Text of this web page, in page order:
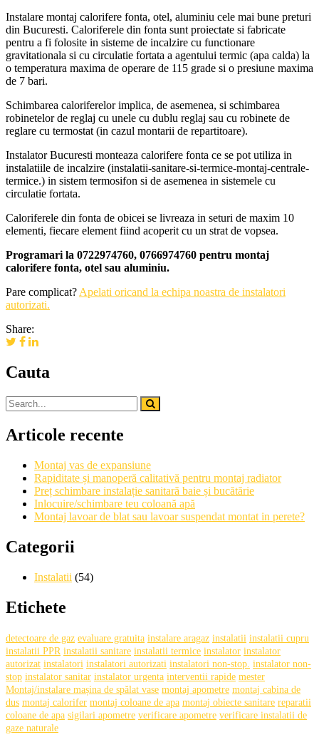
Instalare montaj calorifere fonta, otel, aluminiu cele mai bune preturi
din Bucuresti. Caloriferele din fonta sunt proiectate si fabricate
pentru a fi folosite in sisteme de incalzire cu functionare
gravitationala si cu circulatie fortata a agentului termic (apa calda) la
o temperatura maxima de operare de 115 grade si o presiune maxima
de 7 bari.
Schimbarea caloriferelor implica, de asemenea, si schimbarea
robinetelor de reglaj cu unele cu dublu reglaj sau cu robinete de
reglare cu termostat (in cazul montarii de repartitoare).
Instalator Bucuresti monteaza calorifere fonta ce se pot utiliza in
instalatiile de incalzire (instalatii-sanitare-si-termice-montaj-centrale-
termice.) in sistem termosifon si de asemenea in sistemele cu
circulatie fortata.
Caloriferele din fonta de obicei se livreaza in seturi de maxim 10
elementi, fiecare element fiind acoperit cu un strat de vopsea.
Programari la 0722974760, 0766974760 pentru montaj
calorifere fonta, otel sau aluminiu.
Pare complicat? Apelati oricand la echipa noastra de instalatori
autorizati.
Share:
Cauta
Articole recente
Montaj vas de expansiune
Rapiditate și manoperă calitativă pentru montaj radiator
Preț schimbare instalație sanitară baie și bucătărie
Inlocuire/schimbare teu coloană apă
Montaj lavoar de blat sau lavoar suspendat montat in perete?
Categorii
Instalatii (54)
Etichete
detectoare de gaz evaluare gratuita instalare aragaz instalatii instalatii cupru
instalatii PPR instalatii sanitare instalatii termice instalator instalator
autorizat instalatori instalatori autorizati instalatori non-stop. instalator non-
stop instalator sanitar instalator urgenta interventii rapide mester
Montaj/instalare mașina de spălat vase montaj apometre montaj cabina de
dus montaj calorifer montaj coloane de apa montaj obiecte sanitare reparatii
coloane de apa sigilari apometre verificare apometre verificare instalatii de
gaze naturale